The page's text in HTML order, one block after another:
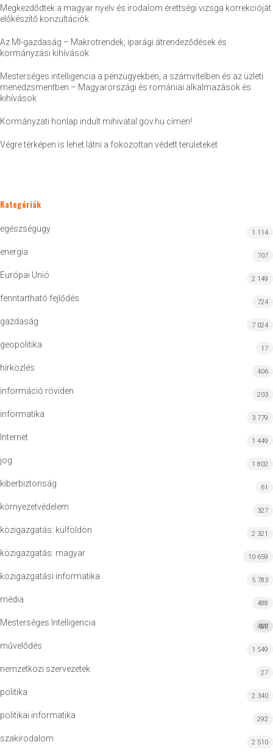
Megkezdődtek a magyar nyelv és irodalom érettségi vizsga korrekcióját
előkészítő konzultációk
Az MI-gazdaság – Makrotrendek, iparági átrendeződések és
kormányzási kihívások
Mesterséges intelligencia a pénzügyekben, a számvitelben és az üzleti
menedzsmentben – Magyarországi és romániai alkalmazások és
kihívások
Kormányzati honlap indult mihivatal.gov.hu címen!
Végre térképen is lehet látni a fokozottan védett területeket
Kategóriák
egészségügy 1 114
energia 707
Európai Unió 2 149
fenntartható fejlődés 724
gazdaság 7 024
geopolitika 17
hírközlés 406
információ röviden 203
informatika 3 779
Internet 1 449
jog 1 802
kiberbiztonság 61
környezetvédelem 327
közigazgatás: külföldön 2 321
közigazgatás: magyar 10 659
közigazgatási informatika 5 783
média 488
Mesterséges Intelligencia MI
427
művelődés 1 549
nemzetközi szervezetek 27
politika 2 340
politikai informatika 292
szakirodalom 2 510